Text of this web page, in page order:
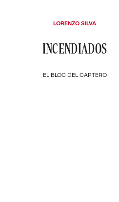
EL BLOC DEL CARTERO
INCENDIADOS
LORENZO SILVA